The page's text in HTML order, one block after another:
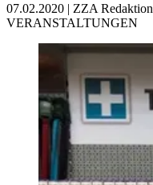
07.02.2020 | ZZA Redaktion
VERANSTALTUNGEN